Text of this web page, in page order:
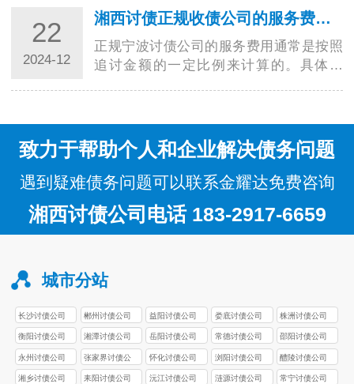
要考虑多种…
22
2024-12
湘西讨债正规收债公司的服务费用是如何计算的？
正规宁波讨债公司的服务费用通常是按照
追讨金额的一定比例来计算的。具体来
致力于帮助个人和企业解决债务问题
遇到疑难债务问题可以联系金耀达免费咨询
湘西讨债公司电话 183-2917-6659
城市分站
长沙讨债公司 郴州讨债公司 益阳讨债公司 娄底讨债公司 株洲讨债公司
衡阳讨债公司 湘潭讨债公司 岳阳讨债公司 常德讨债公司 邵阳讨债公司
永州讨债公司
张家界讨债公
司
怀化讨债公司 浏阳讨债公司 醴陵讨债公司
湘乡讨债公司 耒阳讨债公司 沅江讨债公司 涟源讨债公司 常宁讨债公司